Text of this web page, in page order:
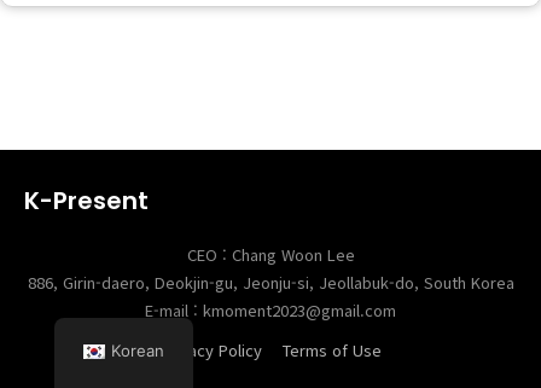
SGD
K-Present
CEO : Chang Woon Lee
886, Girin-daero, Deokjin-gu, Jeonju-si, Jeollabuk-do, South Korea
E-mail : kmoment2023@gmail.com
Privacy Policy
Terms of Use
Korean